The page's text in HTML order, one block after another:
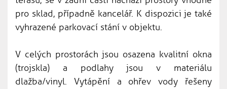
pro sklad, případně kancelář. K dispozici je také
vyhrazené parkovací stání v objektu.
V celých prostorách jsou osazena kvalitní okna
(trojskla) a podlahy jsou v materiálu
dlažba/vinyl. Vytápění a ohřev vody řešeny